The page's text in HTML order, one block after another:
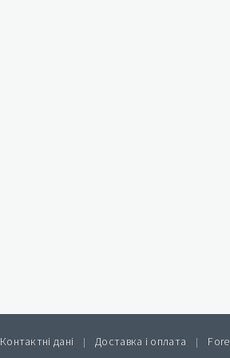
Контактні дані | Доставка і оплата |